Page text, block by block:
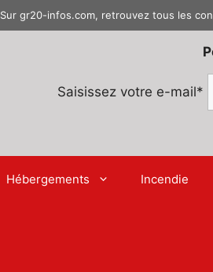
Sur gr20-infos.com, retrouvez tous les
Saisissez votre e-mail*
Hébergements Incendie